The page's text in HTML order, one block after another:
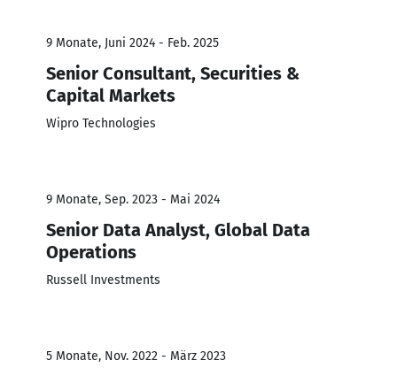
9 Monate, Juni 2024 - Feb. 2025
Senior Consultant, Securities &
Capital Markets
Wipro Technologies
9 Monate, Sep. 2023 - Mai 2024
Senior Data Analyst, Global Data
Operations
Russell Investments
5 Monate, Nov. 2022 - März 2023